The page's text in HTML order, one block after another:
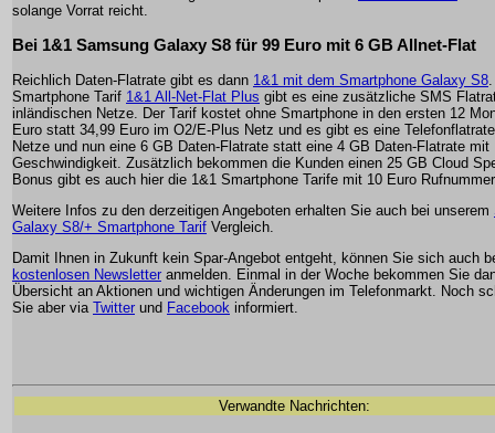
solange Vorrat reicht.
Bei 1&1 Samsung Galaxy S8 für 99 Euro mit 6 GB Allnet-Flat
Reichlich Daten-Flatrate gibt es dann 1&1 mit dem Smartphone Galaxy S8
Smartphone Tarif 1&1 All-Net-Flat Plus gibt es eine zusätzliche SMS
inländischen Netze. Der Tarif kostet ohne Smartphone in den ersten 12
Euro statt 34,99 Euro im O2/E-Plus Netz und es gibt es eine
Netze und nun eine 6 GB Daten-Flatrate statt eine 4 GB Daten-Flatrate mit
Geschwindigkeit. Zusätzlich bekommen die Kunden einen 25 GB Cloud
Bonus gibt es auch hier die 1&1 Smartphone Tarife mit 10 Euro
Weitere Infos zu den derzeitigen Angeboten erhalten Sie auch bei unserem
Galaxy S8/+ Smartphone Tarif Vergleich.
Damit Ihnen in Zukunft kein Spar-Angebot entgeht, können Sie sich auch
kostenlosen Newsletter anmelden. Einmal in der Woche bekommen Sie
Übersicht an Aktionen und wichtigen Änderungen im Telefonmarkt. Noch
Sie aber via Twitter und Facebook informiert.
Verwandte Nachrichten: